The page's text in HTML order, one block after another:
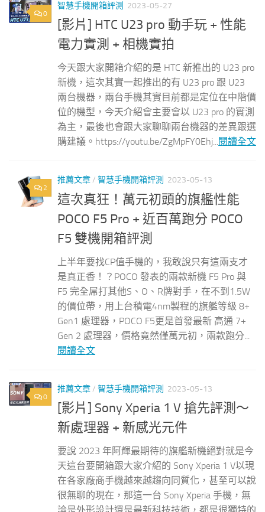
0
智慧手機開箱評測 2023-05-27
[影片] HTC U23 pro 動手玩 + 性能
電力實測 + 相機實拍
今天跟大家開箱介紹的是 HTC 新推出的 U23 pro
新機，這次其實一起推出的有 U23 pro 跟 U23
兩台機器，兩台手機其實目前都是定位在中階價
位的機型，今天介紹會主要會以 U23 pro 的實測
為主，最後也會跟大家聊聊兩台機器的差異跟選
購建議。https://youtu.be/ZgMpFY0Ehj...閱讀全文
2
推薦文章/ 智慧手機開箱評測 2023-05-13
這次真狂！萬元初頭的旗艦性能
POCO F5 Pro + 近百萬跑分 POCO
F5 雙機開箱評測
上半年要找CP值手機的，我敢說只有這兩支才
是真正香！？POCO 發表的兩款新機 F5 Pro 與
F5 完全屌打其他S、O、R牌對手，在不到1.5W
的價位帶，用上台積電4nm製程的旗艦等級 8+
Gen1 處理器，POCO F5更是首發最新 高通 7+
Gen 2 處理器，價格竟然僅萬元初，兩款跑分...
閱讀全文
0
推薦文章/ 智慧手機開箱評測 2023-05-13
[影片] Sony Xperia 1 V 搶先評測～
新處理器 + 新感光元件
要說 2023 年阿輝最期待的旗艦新機絕對就是今
天這台要開箱跟大家介紹的 Sony Xperia 1 V以現
在各家廠商手機越來越趨向同質化，甚至可以說
很無聊的現在，那這一台 Sony Xperia 手機，無